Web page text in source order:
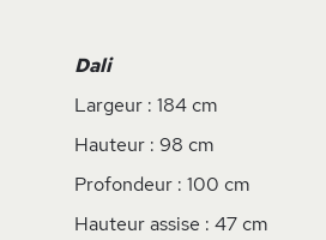
Dali
Largeur : 184 cm
Hauteur : 98 cm
Profondeur : 100 cm
Hauteur assise : 47 cm